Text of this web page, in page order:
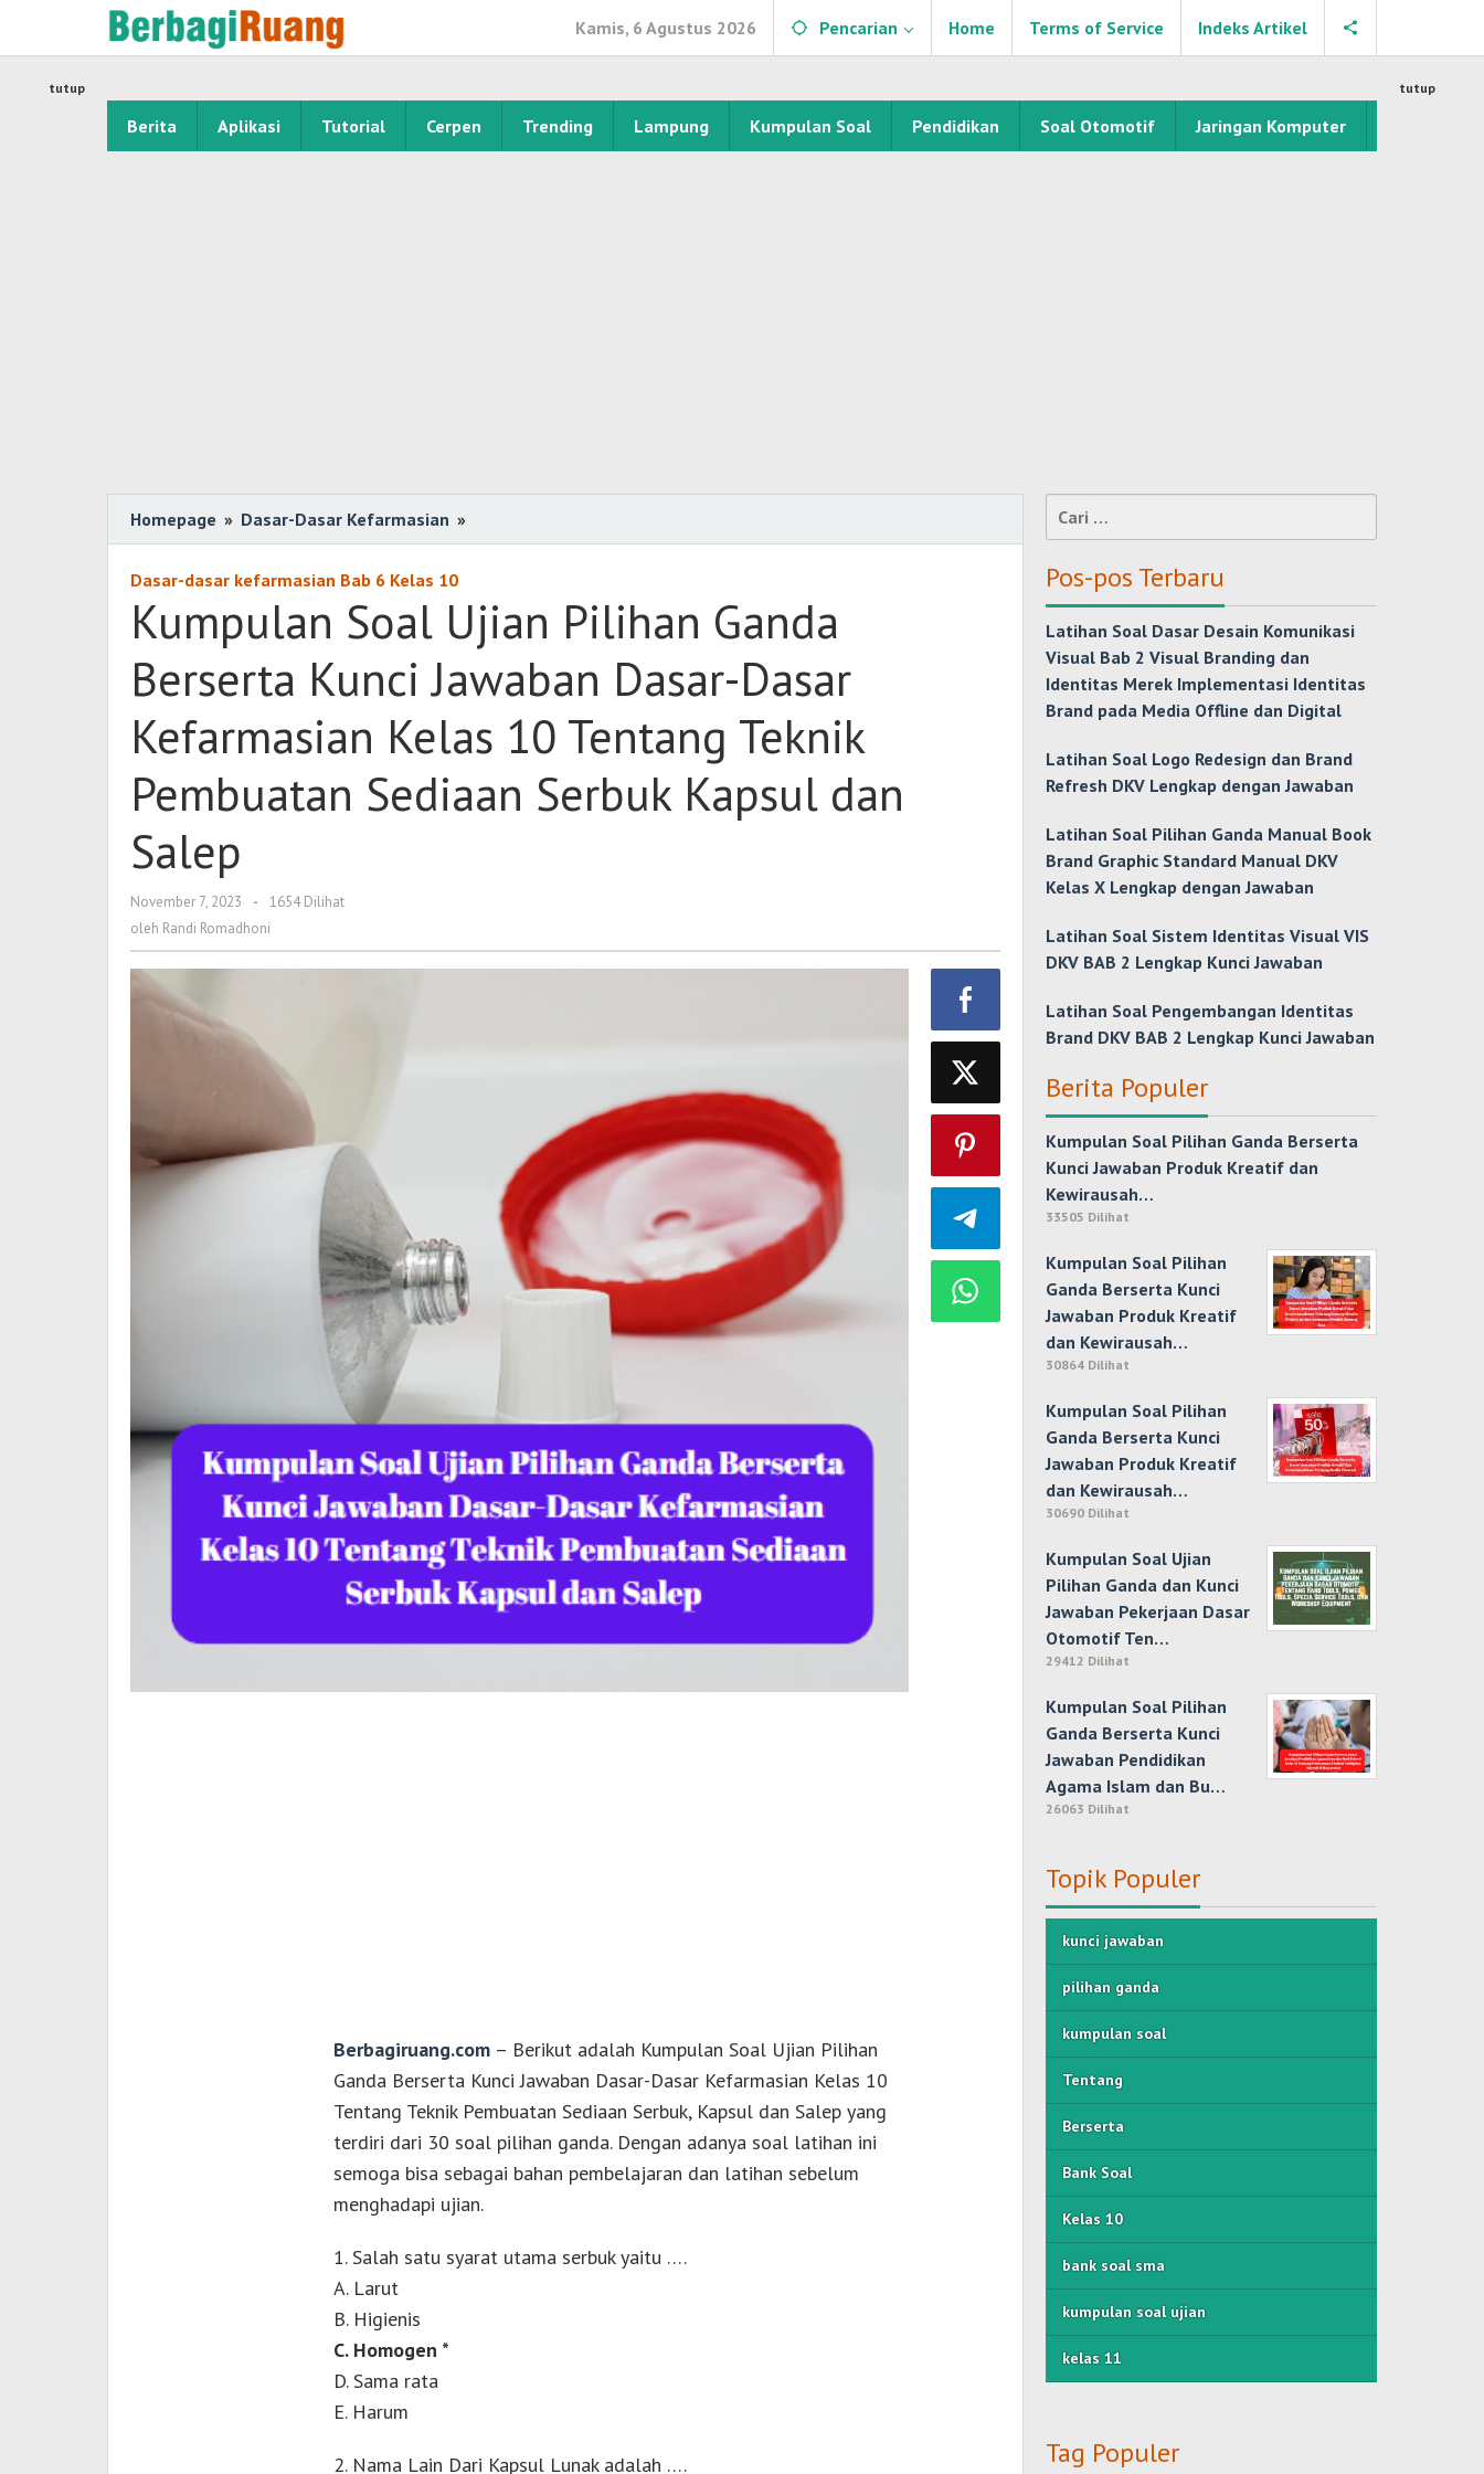
Kamis, 6 Agustus 2026 Pencarian Home Terms of Service Indeks Artikel
Berita Aplikasi Tutorial Cerpen Trending Lampung Kumpulan Soal Pendidikan Soal Otomotif Jaringan Komputer
tutup tutup
Homepage » Dasar-Dasar Kefarmasian »
Soal
Ganda
Berserta
Kunci
Dasar-
Dasar
Kefarmasian
Kelas
Serbuk
Dasar-dasar kefarmasian Bab 6 Kelas 10
Kumpulan Soal Ujian Pilihan Ganda
Berserta Kunci Jawaban Dasar-Dasar
Kefarmasian Kelas 10 Tentang Teknik
Pembuatan Sediaan Serbuk Kapsul dan
Salep
November 7, 2023
oleh
Randi
-
1654 Dilihat
oleh Randi Romadhoni
Berbagiruang.com– Berikut adalah Kumpulan Soal Ujian Pilihan
Ganda Berserta Kunci Jawaban Dasar-Dasar Kefarmasian Kelas 10
Tentang Teknik Pembuatan Sediaan Serbuk, Kapsul dan Salep yang
terdiri dari 30 soal pilihan ganda. Dengan adanya soal latihan ini
semoga bisa sebagai bahan pembelajaran dan latihan sebelum
menghadapi ujian.
1. Salah satu syarat utama serbuk yaitu ….
A. Larut
B. Higienis
C. Homogen *
D. Sama rata
E. Harum
2. Nama Lain Dari Kapsul Lunak adalah ….
Cari
untuk:
Pos-pos Terbaru
Latihan Soal Dasar Desain Komunikasi
Visual Bab 2 Visual Branding dan
Identitas Merek Implementasi Identitas
Brand pada Media Offline dan Digital
Latihan Soal Logo Redesign dan Brand
Refresh DKV Lengkap dengan Jawaban
Latihan Soal Pilihan Ganda Manual Book
Brand Graphic Standard Manual DKV
Kelas X Lengkap dengan Jawaban
Latihan Soal Sistem Identitas Visual VIS
DKV BAB 2 Lengkap Kunci Jawaban
Latihan Soal Pengembangan Identitas
Brand DKV BAB 2 Lengkap Kunci Jawaban
Berita Populer
Kumpulan Soal Pilihan Ganda Berserta
Kunci Jawaban Produk Kreatif dan
Kewirausah…
33505 Dilihat
Kumpulan Soal Pilihan
Ganda Berserta Kunci
Jawaban Produk Kreatif
dan Kewirausah…
30864 Dilihat
Kumpulan Soal Pilihan
Ganda Berserta Kunci
Jawaban Produk Kreatif
dan Kewirausah…
30690 Dilihat
Kumpulan Soal Ujian
Pilihan Ganda dan Kunci
Jawaban Pekerjaan Dasar
Otomotif Ten…
29412 Dilihat
Kumpulan Soal Pilihan
Ganda Berserta Kunci
Jawaban Pendidikan
Agama Islam dan Bu…
26063 Dilihat
Topik Populer
kunci jawaban
pilihan ganda
kumpulan soal
Tentang
Berserta
Bank Soal
Kelas 10
bank soal sma
kumpulan soal ujian
kelas 11
Tag Populer